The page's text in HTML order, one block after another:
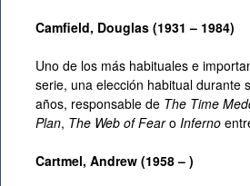
Camfield, Douglas (1931 – 1984)
Uno de los más habituales e
serie, una elección habitual durante
años, responsable de The Time
Plan, The Web of Fearo Inferno
Cartmel, Andrew (1958 – )